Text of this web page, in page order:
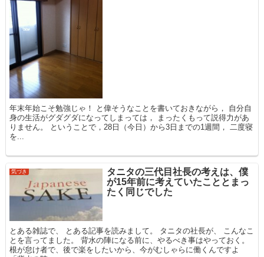
年末年始こそ勉強じゃ！ と偉そうなことを書いておきながら， 自分自
身の生活がグダグダになってしまっては， まったくもって説得力があ
りません。 ということで，28日（今日）から3日までの1週間， 二度寝
を...
気づき
タニタの三代目社長の考えは、僕
が15年前に考えていたこととまっ
たく同じでした
とある雑誌で、 とある記事を読みまして。 タニタの社長が、 こんなこ
とを言ってました。 背水の陣になる前に、やるべき事はやっておく。
根が怠け者で、後で楽をしたいから、今がむしゃらに働くんですよ